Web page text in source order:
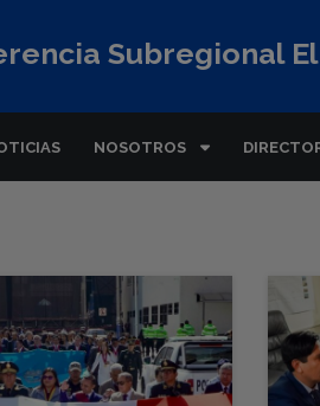
Subregional
NOSOTROS